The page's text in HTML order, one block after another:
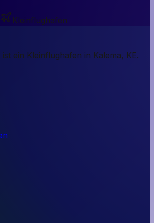
Kleinflughafen
ein Kleinflughafen in Kalema, KE.